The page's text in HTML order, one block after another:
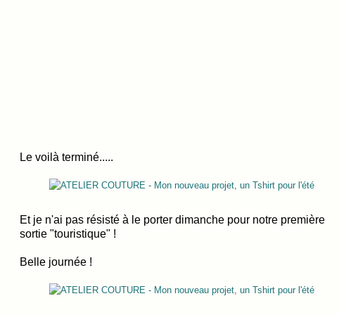
Le voilà terminé.....
Et je n'ai pas résisté à le porter dimanche pour notre première
sortie "touristique" !
Belle journée !